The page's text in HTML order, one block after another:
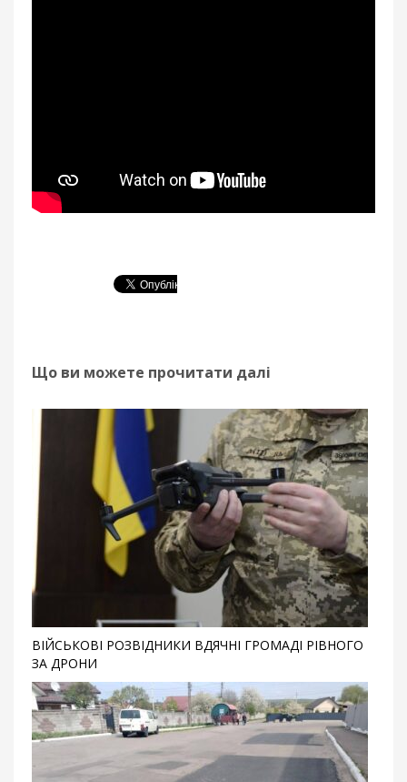
Що ви можете прочитати далі
ВІЙСЬКОВІ РОЗВІДНИКИ ВДЯЧНІ ГРОМАДІ РІВНОГО
ЗА ДРОНИ